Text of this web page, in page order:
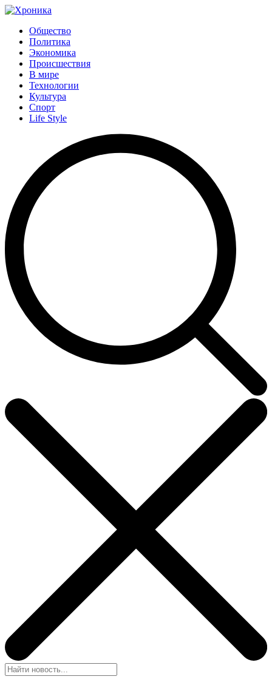
Общество
Политика
Экономика
Происшествия
В мире
Технологии
Культура
Спорт
Life Style